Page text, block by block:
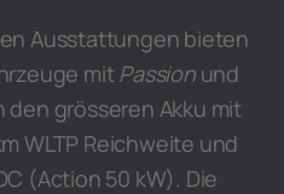
Ausstattungen bieten
mitPassionund
grösseren Akku mit
WLTP Reichweite und
(Action 50 kW). Die